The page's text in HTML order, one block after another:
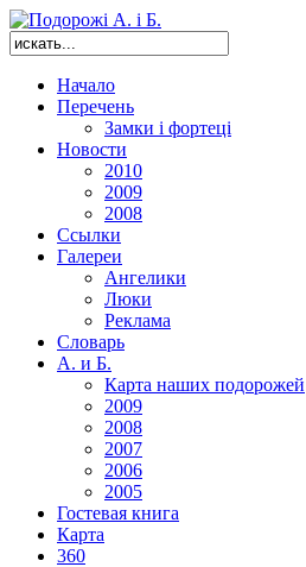
Начало
Перечень
Замки і фортеці
Новости
2010
2009
2008
Ссылки
Галереи
Ангелики
Люки
Реклама
Словарь
А. и Б.
Карта наших подорожей
2009
2008
2007
2006
2005
Гостевая книга
Карта
360